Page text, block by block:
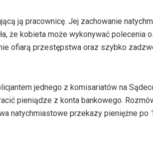
ją pracownicę. Jej zachowanie
że kobieta może wykonywać polecenia
ofiarą przestępstwa oraz szybko
jednego z komisariatów na
pieniądze z konta bankowego.
natychmiastowe przekazy pieniężne po